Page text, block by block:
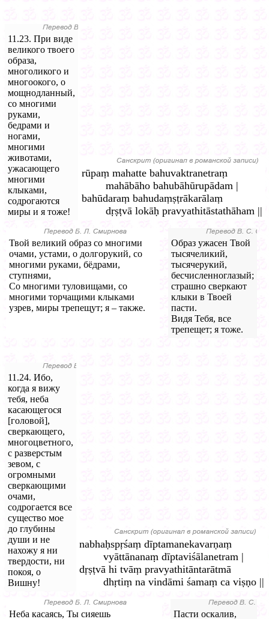
11.23. При виде
великого твоего
образа,
многоликого и
многоокого, о
мощнодланный,
со многими
руками,
бедрами и
ногами,
многими
животами,
ужасающего
многими
клыками,
содрогаются
миры и я тоже!
rūpaṃ mahatte bahuvaktranetraṃ
mahābāho bahubāhūrupādam |
bahūdaraṃ bahudaṃṣṭrākarālaṃ
dṛṣṭvā lokāḥ pravyathitāstathāham ||
Твой великий образ со многими
очами, устами, о долгорукий, со
многими руками, бёдрами,
ступнями,
Со многими туловищами, со
многими торчащими клыками
узрев, миры трепещут; я – также.
Образ ужасен Твой
тысячеликий,
тысячерукий,
бесчисленноглазый;
страшно сверкают
клыки в Твоей
пасти.
Видя Тебя, все
трепещет; я тоже.
11.24. Ибо,
когда я вижу
тебя, неба
касающегося
[головой],
сверкающего,
многоцветного,
с разверстым
зевом, с
огромными
сверкающими
очами,
содрогается все
существо мое
до глубины
души и не
нахожу я ни
твердости, ни
покоя, о
Вишну!
nabhaḥspṛśaṃ dīptamanekavarṇaṃ
vyāttānanaṃ dīptaviśālanetram |
dṛṣṭvā hi tvāṃ pravyathitāntarātmā
dhṛtiṃ na vindāmi śamaṃ ca viṣṇo ||
Неба касаясь, Ты сияешь Пасти оскалив,